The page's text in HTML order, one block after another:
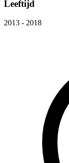
Leeftijd
2013 - 2018